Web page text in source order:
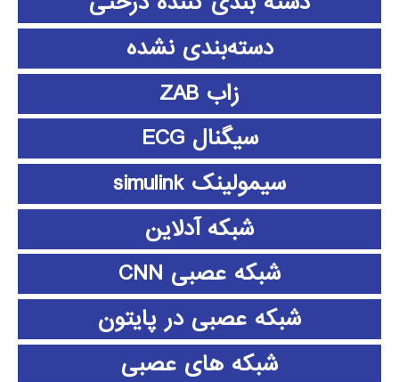
دسته‌بندی نشده
زاب ZAB
سیگنال ECG
سیمولینک simulink
شبکه آدلاین
شبکه عصبی CNN
شبکه عصبی در پایتون
شبکه های عصبی